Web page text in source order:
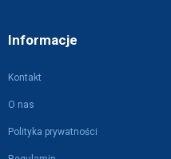
Informacje
Kontakt
O nas
Polityka prywatności